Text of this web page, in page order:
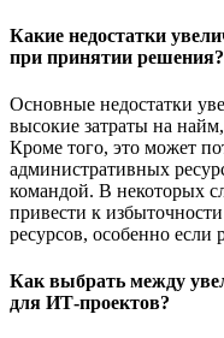
Какие недостатки
при принятии решения?
Основные недостатки
высокие затраты на
Кроме того, это может
административных
командой. В некоторых
привести к
ресурсов, особенно если
Как выбрать между
для ИТ-проектов?